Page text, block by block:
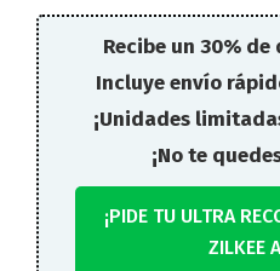
Recibe un 30%
Incluye envío
¡Unidades
¡No te
¡PIDE TU ULTRA
ZILKEE